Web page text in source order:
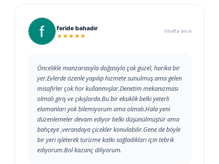
feride bahadır
★★★★★
3 hafta önce
Öncelikle manzarasıyla doğasıyla çok güzel, harika bir
yer.Evlerde özenle yapılıp hizmete sunulmuş ama gelen
misafirler çok hor kullanmışlar.Denetim mekanızması
olmalı giriş ve çıkışlarda.Bu bir eksiklik belki yeterli
elamanları yok bilemiyorum ama olmalı.Hala yeni
düzenlemeler devam ediyor belki düşünülmüştür ama
bahçeye ,verandaya çicekler konulabilir.Gene de böyle
bir yeri işleterek turizme katkı sağladıkları için tebrik
ediyorum.Bol kazanç diliyorum.